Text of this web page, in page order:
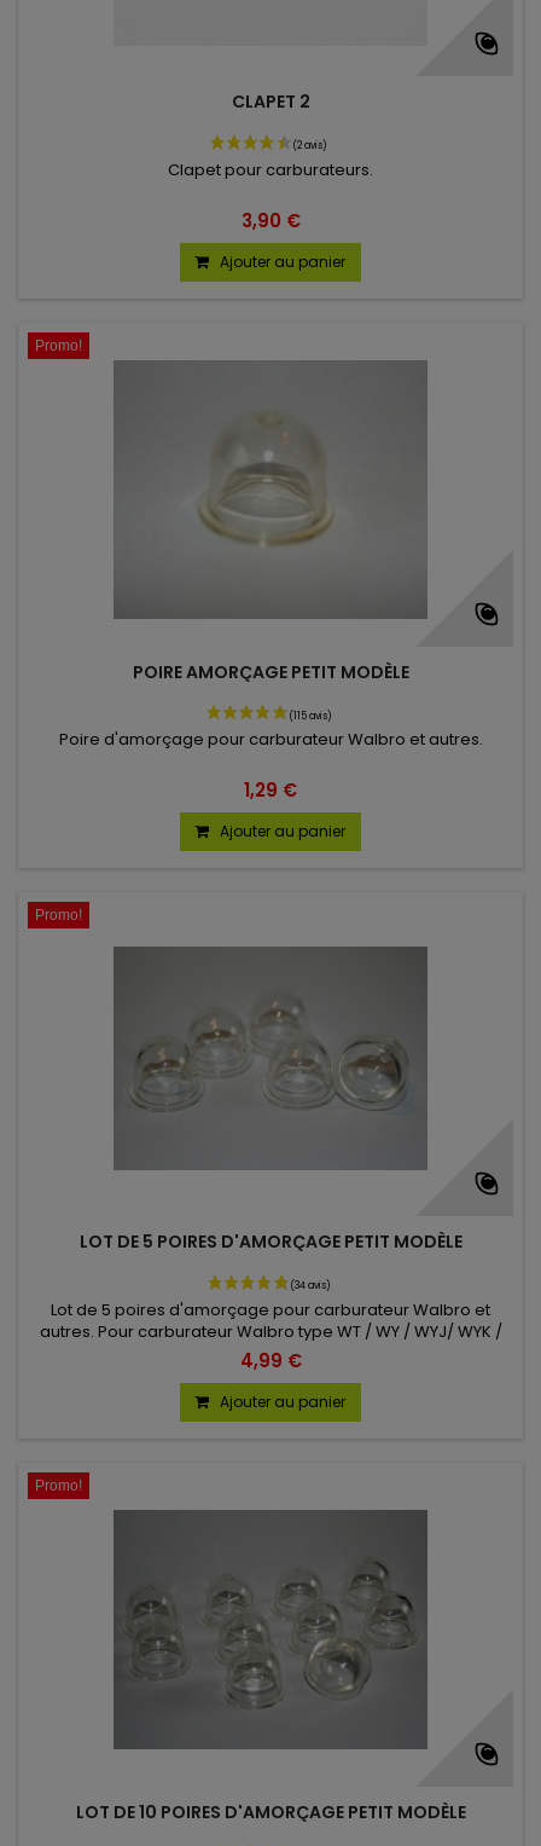
CLAPET 2
Clapet pour carburateurs.
3,90 €
Ajouter au panier
Promo!
POIRE AMORÇAGE PETIT MODÈLE
Poire d'amorçage pour carburateur Walbro et autres.
1,29 €
Ajouter au panier
Promo!
LOT DE 5 POIRES D'AMORÇAGE PETIT MODÈLE
Lot de 5 poires d'amorçage pour carburateur Walbro et
autres. Pour carburateur Walbro type WT / WY / WYJ/ WYK /
WYL / WYP.
4,99 €
Ajouter au panier
Promo!
LOT DE 10 POIRES D'AMORÇAGE PETIT MODÈLE